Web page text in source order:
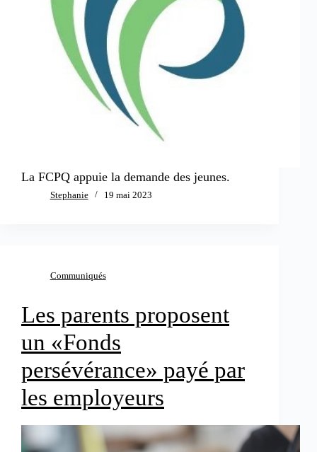
La FCPQ appuie la demande des jeunes.
Stephanie 19 mai 2023
Communiqués
Les parents proposent
un «Fonds
persévérance» payé par
les employeurs